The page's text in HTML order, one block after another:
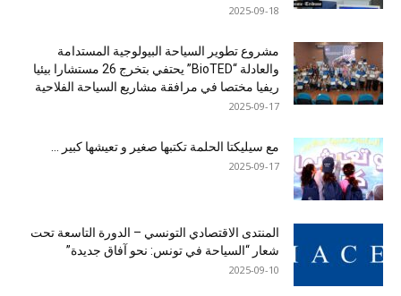
2025-09-18
مشروع تطوير السياحة البيولوجية المستدامة
والعادلة “BioTED” يحتفي بتخرج 26 مستشارا بيئيا
ريفيا مختصا في مرافقة مشاريع السياحة الفلاحية
2025-09-17
مع سيليكتا الحلمة تكتبها صغير و تعيشها كبير …
2025-09-17
المنتدى الاقتصادي التونسي – الدورة التاسعة تحت
شعار “السياحة في تونس: نحو آفاق جديدة”
2025-09-10